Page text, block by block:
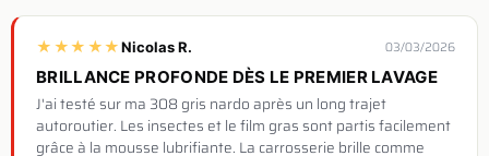
★★★★★Nicolas R. 03/03/2026
BRILLANCE PROFONDE DÈS LE PREMIER LAVAGE
J'ai testé sur ma 308 gris nardo après un long trajet
autoroutier. Les insectes et le film gras sont partis facilement
grâce à la mousse lubrifiante. La carrosserie brille comme